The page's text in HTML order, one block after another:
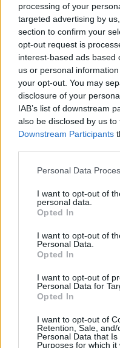
processing of your
targeted advertising by
section to confirm your
opt-out request is
interest-based ads based
us or personal
your opt-out. You may
disclosure of your
IAB’s list of downstream
also be disclosed by us
Downstream Participants
Personal Data
I want to opt-out of
personal data.
Opted In
I want to opt-out of
Personal Data.
Opted In
I want to opt-out of
Personal Data for
Opted In
I want to opt-out of
Retention, Sale,
Personal Data that
Purposes for which it
w nowej
Strona została
funkcjonaloności:
będziemy
informacje
użytkownia z
rankingu oraz
Od teraz
w następujących
Choroby skóry
Choroby
Pielegnacja
U kosmetyczki
Czas na relaks